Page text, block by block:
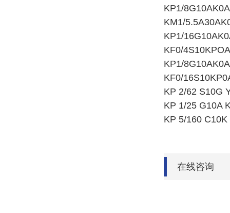
KP1/
KM1/
KP1/
KF0/
KP1/
KF0/
KP 2/62 S10G
KP 1/25 G10A
KP 5/160
在线咨询